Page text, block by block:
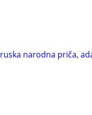
ruska narodna priča,